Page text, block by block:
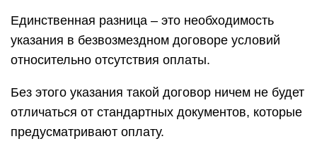
Единственная разница – это необходимость
указания в безвозмездном договоре условий
относительно отсутствия оплаты.
Без этого указания такой договор ничем не будет
отличаться от стандартных документов, которые
предусматривают оплату.